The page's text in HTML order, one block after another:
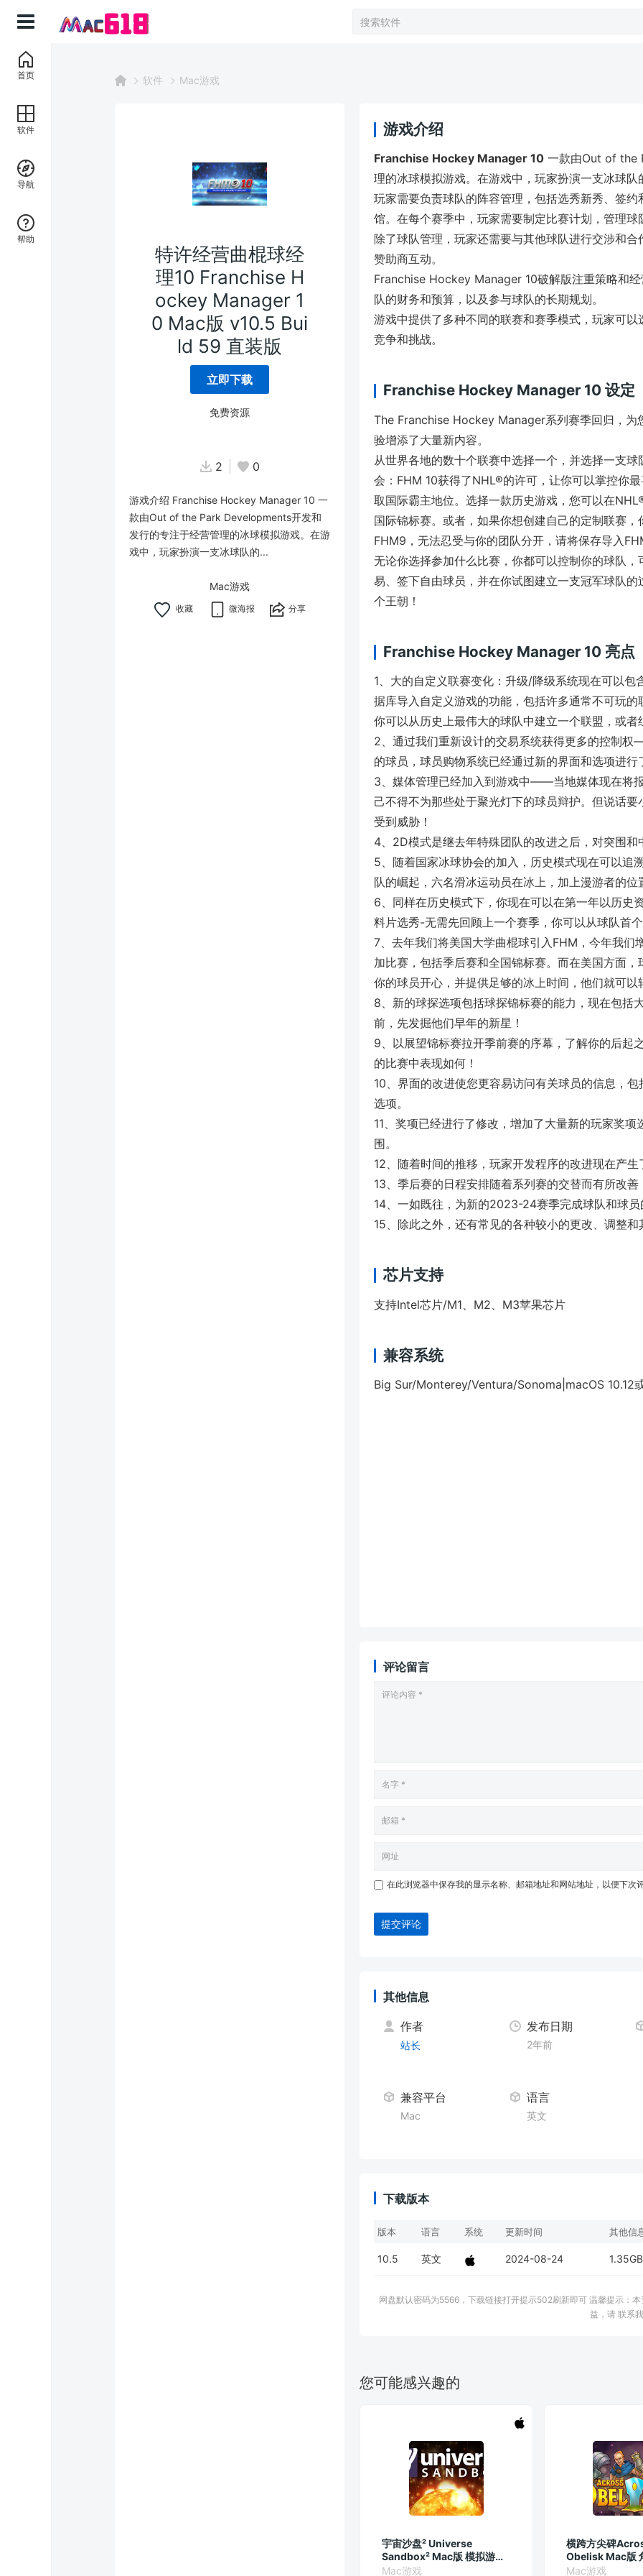
软件 Mac游戏
特许经营曲棍球经
理10 Franchise H
ockey Manager 1
0 Mac版 v10.5 Bui
ld 59 直装版
立即下载
免费资源
2 0
游戏介绍 Franchise Hockey Manager 10 一
款由Out of the Park Developments开发和
发行的专注于经营管理的冰球模拟游戏。在游
戏中，玩家扮演一支冰球队的...
Mac游戏
微海报 分享
游戏介绍
Franchise Hockey Manager 10 一款由Out of the
理的冰球模拟游戏。在游戏中，玩家扮演一支冰球队
玩家需要负责球队的阵容管理，包括选秀新秀、签
馆。在每个赛季中，玩家需要制定比赛计划，管理球
除了球队管理，玩家还需要与其他球队进行交涉和
赞助商互动。
Franchise Hockey Manager 10破解版注重策略和
队的财务和预算，以及参与球队的长期规划。
游戏中提供了多种不同的联赛和赛季模式，玩家可
竞争和挑战。
Franchise Hockey Manager 10 设定
The Franchise Hockey Manager系列赛季回归，为
验增添了大量新内容。
从世界各地的数十个联赛中选择一个，并选择一支
会：FHM 10获得了NHL®的许可，让你可以掌控你
取国际霸主地位。选择一款历史游戏，您可以在
国际锦标赛。或者，如果你想创建自己的定制联赛
FHM9，无法忍受与你的团队分开，请将保存导入
无论你选择参加什么比赛，你都可以控制你的球队
易、签下自由球员，并在你试图建立一支冠军球队
个王朝！
Franchise Hockey Manager 10 亮点
1、大的自定义联赛变化：升级/降级系统现在可以
据库导入自定义游戏的功能，包括许多通常不可玩
你可以从历史上最伟大的球队中建立一个联盟，或者
2、通过我们重新设计的交易系统获得更多的控制
的球员，球员购物系统已经通过新的界面和选项进行
3、媒体管理已经加入到游戏中——当地媒体现在将
己不得不为那些处于聚光灯下的球员辩护。但说话
受到威胁！
4、2D模式是继去年特殊团队的改进之后，对突围和
5、随着国家冰球协会的加入，历史模式现在可以追
队的崛起，六名滑冰运动员在冰上，加上漫游者的位
6、同样在历史模式下，你现在可以在第一年以历史
料片选秀-无需先回顾上一个赛季，你可以从球队首
7、去年我们将美国大学曲棍球引入FHM，今年我
加比赛，包括季后赛和全国锦标赛。而在美国方面
你的球员开心，并提供足够的冰上时间，他们就可以
8、新的球探选项包括球探锦标赛的能力，现在包括
前，先发掘他们早年的新星！
9、以展望锦标赛拉开季前赛的序幕，了解你的后起
的比赛中表现如何！
10、界面的改进使您更容易访问有关球员的信息，
选项。
11、奖项已经进行了修改，增加了大量新的玩家奖
围。
12、随着时间的推移，玩家开发程序的改进现在产生
13、季后赛的日程安排随着系列赛的交替而有所改善
14、一如既往，为新的2023-24赛季完成球队和球员
15、除此之外，还有常见的各种较小的更改、调整和
芯片支持
支持Intel芯片/M1、M2、M3苹果芯片
兼容系统
Big Sur/Monterey/Ventura/Sonoma|macOS 10.12
评论留言
在此浏览器中保存我的显示名称、邮箱地址和网站地址，以便下次
提交评论
其他信息
作者
站长
发布日期
2年前
兼容平台
Mac
语言
英文
下载版本
版本 语言 系统 更新时间 其他信
10.5 英文 2024-08-24 1.35GB
网盘默认密码为5566，下载链接打开提示502刷新即可 温馨提示：
益，请 联系
您可能感兴趣的
宇宙沙盘² Universe
Sandbox² Mac版 模拟游戏
v34.0.4
Mac游戏
横跨方尖碑
Obelisk Mac版
戏 v1.3.2
Mac游戏
首页
软件
导航
帮助